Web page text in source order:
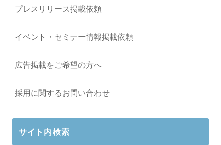
プレスリリース掲載依頼
イベント・セミナー情報掲載依頼
広告掲載をご希望の方へ
採用に関するお問い合わせ
サイト内検索